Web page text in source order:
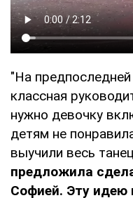
"На
классная
нужно девочку
детям не
выучили весь
предложила
Софией. Эту идею